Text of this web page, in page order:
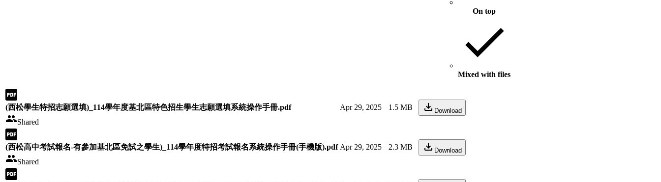
On top
Mixed with files
(西松學生特招志願選填)_114學年度基北區特色招生學生志願選填系統操作手冊.pdf
Shared
Apr 29, 2025 1.5 MB Download
(西松高中考試報名-有參加基北區免試之學生)_114學年度特招考試報名系統操作手冊(手機版).pdf
Shared
Apr 29, 2025 2.3 MB Download